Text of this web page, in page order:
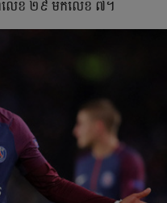
ពី​លេខ ២៩ មក​លេខ ៧។